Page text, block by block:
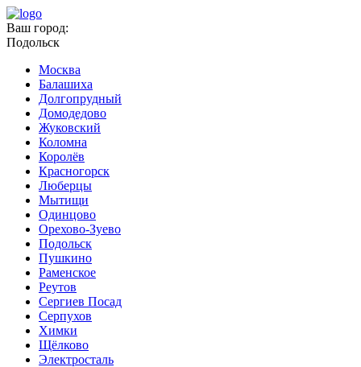
Ваш город:
Подольск
Москва
Балашиха
Долгопрудный
Домодедово
Жуковский
Коломна
Королёв
Красногорск
Люберцы
Мытищи
Одинцово
Орехово-Зуево
Подольск
Пушкино
Раменское
Реутов
Сергиев Посад
Серпухов
Химки
Щёлково
Электросталь